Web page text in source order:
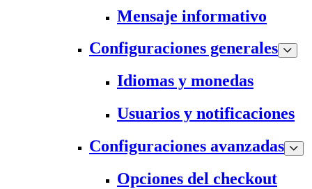
Mensaje informativo
Configuraciones generales
Idiomas y monedas
Usuarios y notificaciones
Configuraciones avanzadas
Opciones del checkout